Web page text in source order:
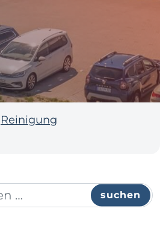
Reinigung
suchen